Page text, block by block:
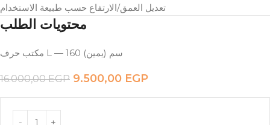
تعديل العمق/الارتفاع حسب طبيعة الاستخدام
محتويات الطلب
مكتب حرف L — 160 سم (يمين)
16.000,00EGP 9.500,00 EGP